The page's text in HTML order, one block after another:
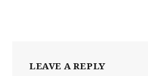
LEAVE A REPLY